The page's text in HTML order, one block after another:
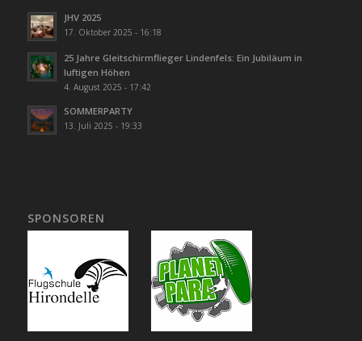
JHV 2025
17. Oktober 2025 - 16:18
25 Jahre Gleitschirmflieger Lindenfels: Ein Jubiläum in
luftigen Höhen
4. August 2025 - 17:42
SOMMERPARTY
13. Juli 2025 - 19:33
SPONSOREN